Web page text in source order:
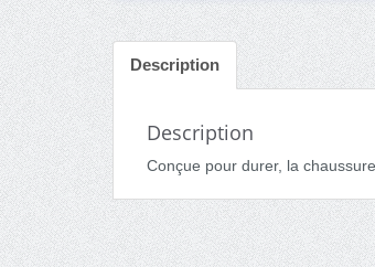
Description
Description
Conçue pour durer, la